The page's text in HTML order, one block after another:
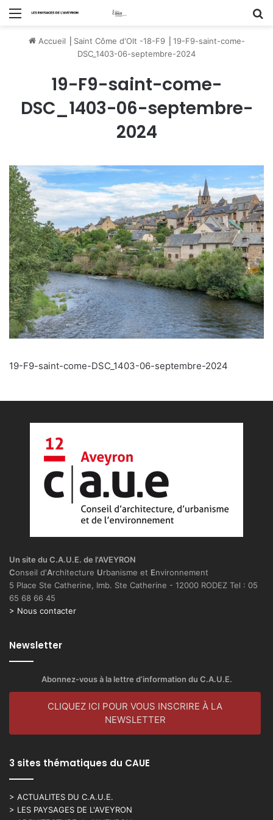
Menu
Accueil Saint Côme d'Olt -18-F9
19-F9-saint-come-
DSC_1403-06-septembre-2024
19-F9-saint-come-
DSC_1403-06-septembre-
2024
19-F9-saint-come-DSC_1403-06-septembre-2024
Un site du C.A.U.E. de l'AVEYRON
Conseil d'Architecture Urbanisme et Environnement
5 Place Ste Catherine, Imb. Ste Catherine - 12000 RODEZ Tel : 05
65 68 66 45
> Nous contacter
Newsletter
Abonnez-vous à la lettre d’information du C.A.U.E.
CLIQUEZ ICI POUR VOUS INSCRIRE À LA
NEWSLETTER
3 sites thématiques du CAUE
> ACTUALITES DU C.A.U.E.
> LES PAYSAGES DE L'AVEYRON